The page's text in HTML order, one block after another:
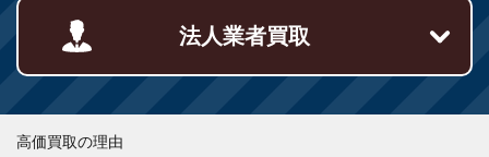
法人業者買取
高価買取の理由